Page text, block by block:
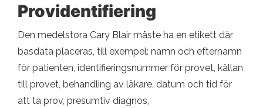
Providentifiering
Den medelstora Cary Blair måste ha en etikett där
basdata placeras, till exempel: namn och efternamn
för patienten, identifieringsnummer för provet, källan
till provet, behandling av läkare, datum och tid för
att ta prov, presumtiv diagnos,